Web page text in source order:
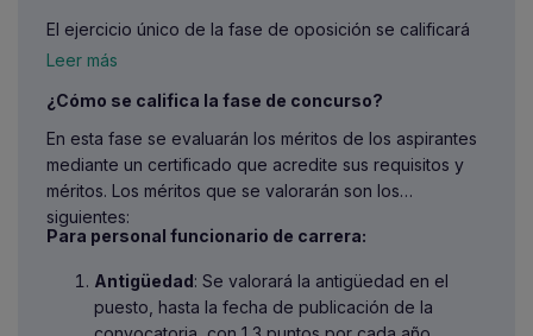
El ejercicio único de la fase de oposición se calificará
de 0 a 50 puntos, y será necesario obtener una
Leer más
¿Cómo se califica la fase de concurso?
En esta fase se evaluarán los méritos de los aspirantes
mediante un certificado que acredite sus requisitos y
méritos. Los méritos que se valorarán son los
siguientes:
Para personal funcionario de carrera:
Antigüedad: Se valorará la antigüedad en el
puesto, hasta la fecha de publicación de la